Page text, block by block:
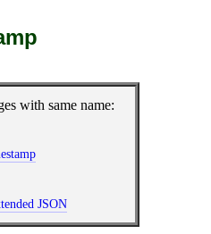
with same name:
JSON